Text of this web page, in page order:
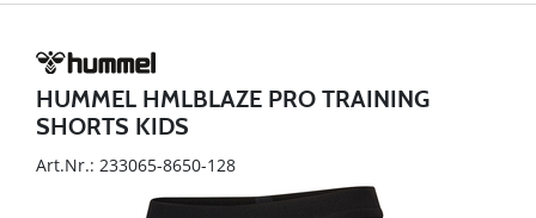
HUMMEL HMLBLAZE PRO TRAINING
SHORTS KIDS
Art.Nr.: 233065-8650-128